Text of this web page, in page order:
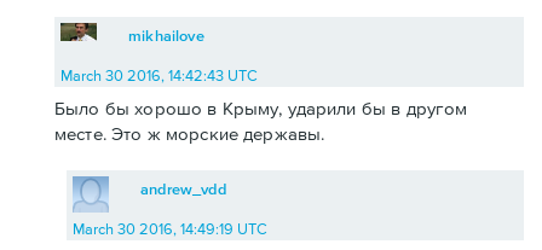
mikhailove
March 30 2016, 14:42:43 UTC
Было бы хорошо в Крыму, ударили бы в другом
месте. Это ж морские державы.
andrew_vdd
March 30 2016, 14:49:19 UTC